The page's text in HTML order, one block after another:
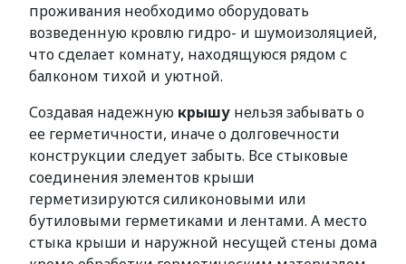
проживания необходимо оборудовать
возведенную кровлю гидро- и шумоизоляцией,
что сделает комнату, находящуюся рядом с
балконом тихой и уютной.
Создавая надежную крышу нельзя забывать о
ее герметичности, иначе о долговечности
конструкции следует забыть. Все стыковые
соединения элементов крыши
герметизируются силиконовыми или
бутиловыми герметиками и лентами. А место
стыка крыши и наружной несущей стены дома